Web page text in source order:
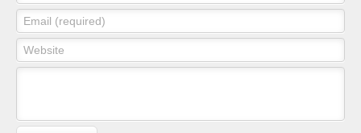
Email (required)
Website